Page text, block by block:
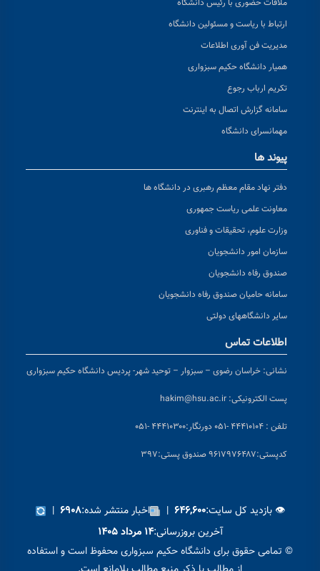
ملاقات حضوری با رئیس دانشگاه
ارتباط با ریاست و مسئولین دانشگاه
مدیریت فن آوری اطلاعات
همیار دانشگاه حکیم سبزواری
تکریم ارباب رجوع
سامانه گزارش اتصال به اینترنت
مهمانسرای دانشگاه
پیوند ها
دفتر نهاد مقام معظم رهبری در دانشگاه ها
معاونت علمی ریاست جمهوری
وزارت علوم، تحقیقات و فناوری
سازمان امور دانشجویان
صندوق رفاه دانشجویان
سامانه حامیان صندوق رفاه دانشجویان
سایر دانشگاههای دولتی
اطلاعات تماس
نشانی: خراسان رضوی – سبزوار – توحید شهر- پردیس دانشگاه حکیم سبزواری
پست الکترونیکی: hakim@hsu.ac.ir
تلفن : ۴۴۴۱۰۱۰۴ -۰۵۱ دورنگار:۴۴۴۱۰۳۰۰ -۰۵۱
کدپستی:۹۶۱۷۹۷۶۴۸۷ صندوق پستی:۳۹۷
👁 بازدید کل سایت:۶۴۶,۶۰۰ | اخبار منتشر شده:۶۹۰۸ |
آخرین بروزرسانی:۱۴ مرداد ۱۴۰۵
© تمامی حقوق برای دانشگاه حکیم سبزواری محفوظ است و استفاده